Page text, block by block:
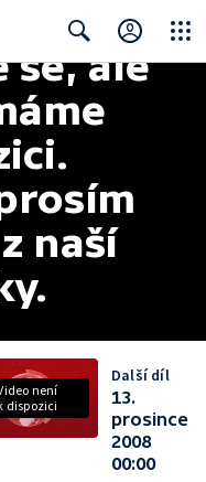
Search
se, ale
naší
není
dispozici
Další díl
13.
prosince
2008
00:00